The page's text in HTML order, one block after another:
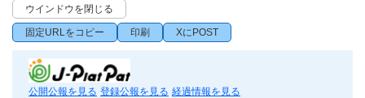
ウインドウを閉じる
固定URLをコピー 印刷 XにPOST
公開公報を見る 登録公報を見る 経過情報を見る